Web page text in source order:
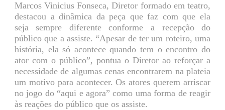
Marcos Vinicius Fonseca, Diretor formado em teatro,
destacou a dinâmica da peça que faz com que ela
seja sempre diferente conforme a recepção do
público que a assiste. “Apesar de ter um roteiro, uma
história, ela só acontece quando tem o encontro do
ator com o público”, pontua o Diretor ao reforçar a
necessidade de algumas cenas encontrarem na plateia
um motivo para acontecer. Os atores querem arriscar
no jogo do “aqui e agora” como uma forma de reagir
às reações do público que os assiste.